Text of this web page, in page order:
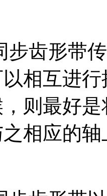
齿形带
相互进
则最好
相应的轴